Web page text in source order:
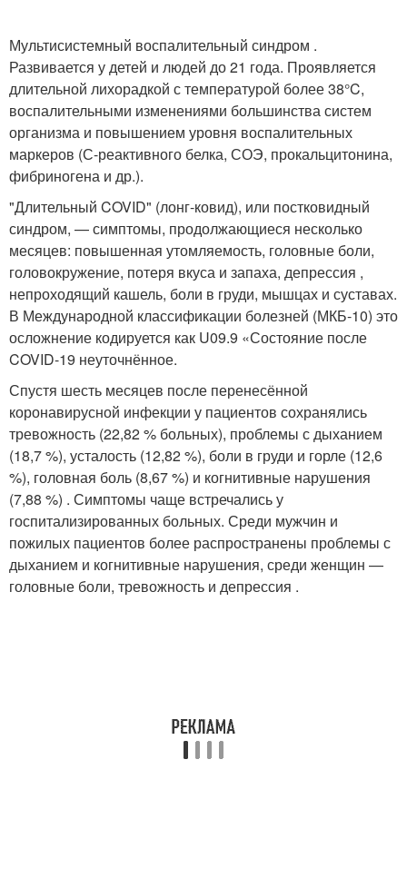
Мультисистемный воспалительный синдром .
Развивается у детей и людей до 21 года. Проявляется
длительной лихорадкой с температурой более 38°C,
воспалительными изменениями большинства систем
организма и повышением уровня воспалительных
маркеров (С-реактивного белка, СОЭ, прокальцитонина,
фибриногена и др.).
"Длительный COVID" (лонг-ковид), или постковидный
синдром, — симптомы, продолжающиеся несколько
месяцев: повышенная утомляемость, головные боли,
головокружение, потеря вкуса и запаха, депрессия ,
непроходящий кашель, боли в груди, мышцах и суставах.
В Международной классификации болезней (МКБ-10) это
осложнение кодируется как U09.9 «Состояние после
COVID-19 неуточнённое.
Спустя шесть месяцев после перенесённой
коронавирусной инфекции у пациентов сохранялись
тревожность (22,82 % больных), проблемы с дыханием
(18,7 %), усталость (12,82 %), боли в груди и горле (12,6
%), головная боль (8,67 %) и когнитивные нарушения
(7,88 %) . Симптомы чаще встречались у
госпитализированных больных. Среди мужчин и
пожилых пациентов более распространены проблемы с
дыханием и когнитивные нарушения, среди женщин —
головные боли, тревожность и депрессия .